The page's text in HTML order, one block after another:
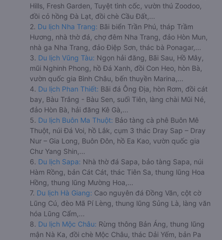
Hills, Fresh Garden, Tuyệt tình cốc, vườn thú Zoodoo,
đồi cỏ hồng Đà Lạt, đồi chè Cầu Đất,...
2. Du lịch Nha Trang: Bãi biển Trần Phú, tháp Trầm
Hương, nhà thờ đá, chợ đêm Nha Trang, đảo Hòn Mun,
nhà ga Nha Trang, đảo Điệp Sơn, thác bà Ponagar,...
3. Du lịch Vũng Tàu: Ngọn hải đăng, Bãi Sau, Hồ Mây,
mũi Nghinh Phong, hồ Đá Xanh, đồi Con Heo, hòn Bà,
vườn quốc gia Bình Châu, bến thuyền Marina,...
4. Du lịch Phan Thiết: Bãi đá Ông Địa, hòn Rơm, đồi cát
bay, Bàu Trắng - Bàu Sen, suối Tiên, làng chài Mũi Né,
đảo Hòn Bà, hải đăng Kê Gà,...
5. Du lịch Buôn Ma Thuột: Bảo tàng cà phê Buôn Mê
Thuột, núi Đá Voi, hồ Lắk, cụm 3 thác Dray Sap – Dray
Nur – Gia Long, Buôn Đôn, hồ Ea Kao, vườn quốc gia
Chư Yang Shin,...
6. Du lịch Sapa: Nhà thờ đá Sapa, bảo tàng Sapa, núi
Hàm Rồng, bản Cát Cát, thác Tiên Sa, thung lũng Hoa
Hồng, thung lũng Mường Hoa,...
7. Du lịch Hà Giang: Cao nguyên đá Đồng Văn, cột cờ
Lũng Cú, đèo Mã Pí Lèng, thung lũng Sủng Là, làng văn
hóa Lũng Cẩm,...
8. Du lịch Mộc Châu: Rừng thông Bản Áng, thung lũng
mận Nà Ka, đồi chè Mộc Châu, thác Dải Yếm, bản Pa